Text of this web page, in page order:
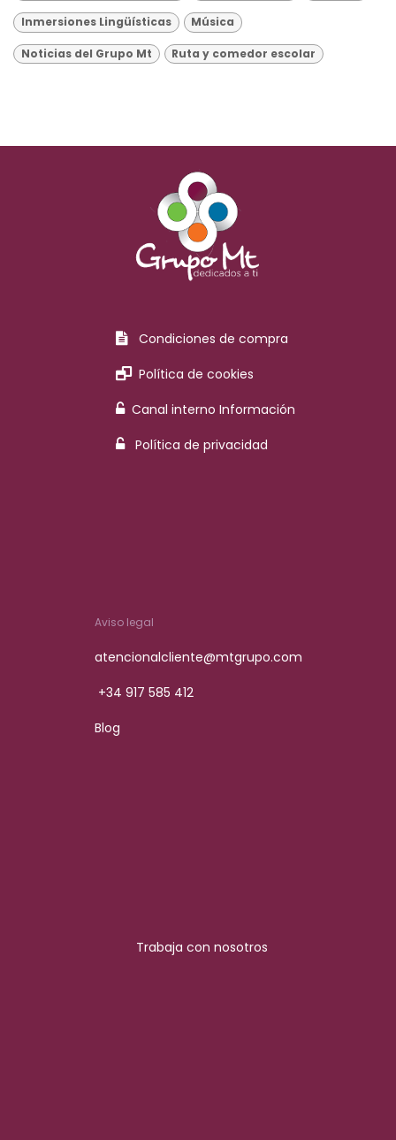
Inmersiones Lingüísticas Música
Noticias del Grupo Mt Ruta y comedor escolar
Condiciones de compra
Política de cookies
Canal interno Información
Política de privacidad
Aviso legal
atencionalcliente@mtgrupo.com
+34 917 585 412
Blog
Trabaja con nosotros